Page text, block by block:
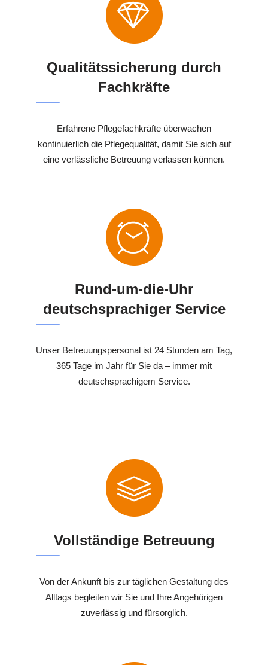
Qualitätssicherung durch
Fachkräfte
Erfahrene Pflegefachkräfte überwachen
kontinuierlich die Pflegequalität, damit Sie sich auf
eine verlässliche Betreuung verlassen können.
Rund-um-die-Uhr
deutschsprachiger Service
Unser Betreuungspersonal ist 24 Stunden am Tag,
365 Tage im Jahr für Sie da – immer mit
deutschsprachigem Service.
Vollständige Betreuung
Von der Ankunft bis zur täglichen Gestaltung des
Alltags begleiten wir Sie und Ihre Angehörigen
zuverlässig und fürsorglich.